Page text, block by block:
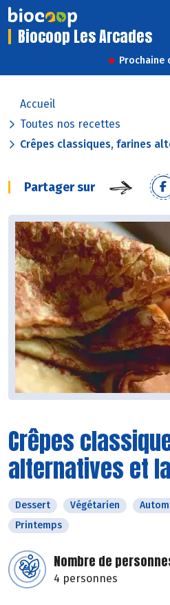
Biocoop Les Arcades
Prochaine
Accueil
Toutes nos recettes
Crêpes classiques, farines
Partager sur
Crêpes
alternatives et
Dessert Végétarien
Printemps
Nombre de
4 personnes